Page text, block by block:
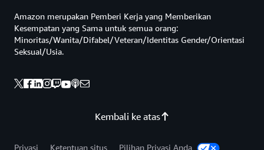
Kembali ke atas
Amazon merupakan Pemberi Kerja yang Memberikan
Kesempatan yang Sama untuk semua orang:
Minoritas/Wanita/Difabel/Veteran/Identitas Gender/Orientasi
Seksual/Usia.
Privasi Ketentuan situs Pilihan Privasi Anda